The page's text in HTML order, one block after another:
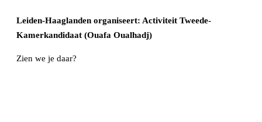
Leiden-Haaglanden organiseert: Activiteit Tweede-
Kamerkandidaat (Ouafa Oualhadj)
Zien we je daar?